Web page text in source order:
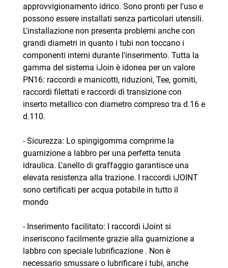
approvvigionamento idrico. Sono pronti per l'uso e
possono essere installati senza particolari utensili.
L'installazione non presenta problemi anche con
grandi diametri in quanto i tubi non toccano i
componenti interni durante l'inserimento. Tutta la
gamma del sistema iJoin è idonea per un valore
PN16: raccordi e manicotti, riduzioni, Tee, gomiti,
raccordi filettati e raccordi di transizione con
inserto metallico con diametro compreso tra d.16 e
d.110.
- Sicurezza: Lo spingigomma comprime la
guarnizione a labbro per una perfetta tenuta
idraulica. L'anello di graffaggio garantisce una
elevata resistenza alla trazione. I raccordi iJOINT
sono certificati per acqua potabile in tutto il
mondo
- Inserimento facilitato: I raccordi iJoint si
inseriscono facilmente grazie alla guarnizione a
labbro con speciale lubrificazione . Non è
necessario smussare o lubrificare i tubi, anche